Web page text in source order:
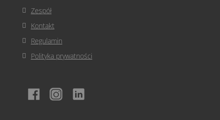
Zespół
Kontakt
Regulamin
Polityka prywatności